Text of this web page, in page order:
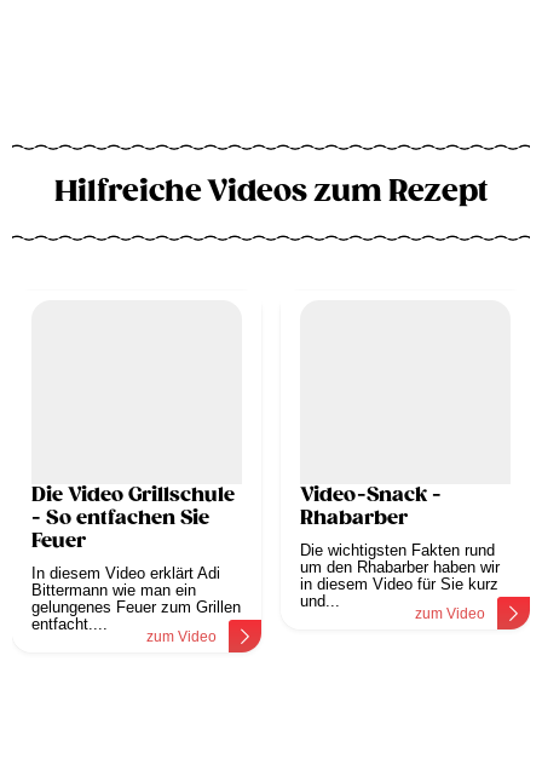
Hilfreiche Videos zum Rezept
Die Video Grillschule
- So entfachen Sie
Feuer
In diesem Video erklärt Adi
Bittermann wie man ein
gelungenes Feuer zum Grillen
entfacht....
zum Video
Video-Snack -
Rhabarber
Die wichtigsten Fakten rund
um den Rhabarber haben wir
in diesem Video für Sie kurz
und...
zum Video